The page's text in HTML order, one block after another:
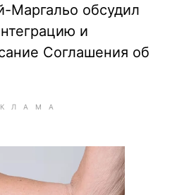
Маргальо обсудил
и
Соглашения об